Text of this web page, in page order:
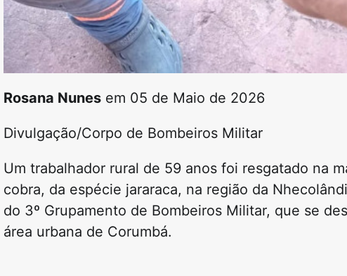
Rosana Nunes em 05 de Maio de 2026
Divulgação/Corpo de Bombeiros Militar
Um trabalhador rural de 59 anos foi resgatado na
cobra, da espécie jararaca, na região da
do 3º Grupamento de Bombeiros Militar, que se
área urbana de Corumbá.